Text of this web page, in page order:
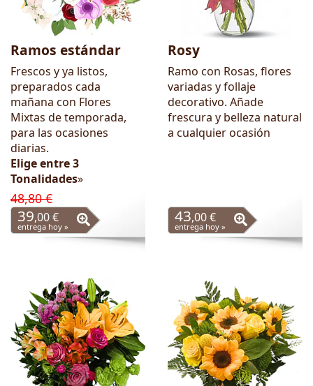
Ramos estándar
Frescos y ya listos,
preparados cada
mañana con Flores
Mixtas de temporada,
para las ocasiones
diarias.
Elige entre 3
Tonalidades»
48,80 €
39,00 €
entrega hoy »
Rosy
Ramo con Rosas, flores
variadas y follaje
decorativo. Añade
frescura y belleza natural
a cualquier ocasión
43,00 €
entrega hoy »